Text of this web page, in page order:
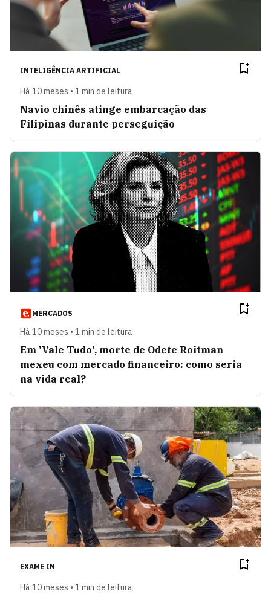
INTELIGÊNCIA ARTIFICIAL
Há 10 meses • 1 min de leitura
Navio chinês atinge embarcação das
Filipinas durante perseguição
MERCADOS
Há 10 meses • 1 min de leitura
Em 'Vale Tudo', morte de Odete Roitman
mexeu com mercado financeiro: como seria
na vida real?
EXAME IN
Há 10 meses • 1 min de leitura